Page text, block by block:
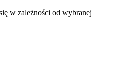
w zależności od wybranej